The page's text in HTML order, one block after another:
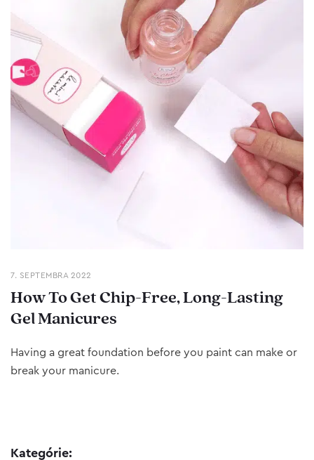
7. SEPTEMBRA 2022
How To Get Chip-Free, Long-Lasting
Gel Manicures
Having a great foundation before you paint can make or
break your manicure.
Kategórie: